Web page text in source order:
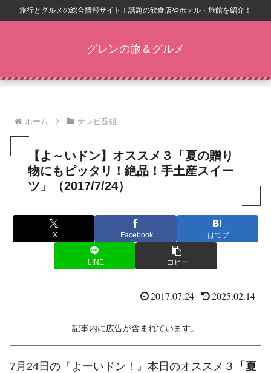
旅行とグルメの総合情報サイト！話題の飲食店やホテル・旅館を紹介！
グレンの旅＆グルメ
ホーム テレビ番組
【よ～いドン】オススメ３「夏の贈り
物にもピッタリ！絶品！手土産スイー
ツ」（2017/7/24）
X Facebook はてブ
LINE コピー
2017.07.24 2025.02.14
記事内に広告が含まれています。
7月24日の『よーいドン！』本日のオススメ３
「夏